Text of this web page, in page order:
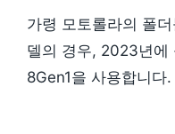
가령 모토롤라의 폴
델의 경우, 2023년에
8Gen1을 사용합니다.